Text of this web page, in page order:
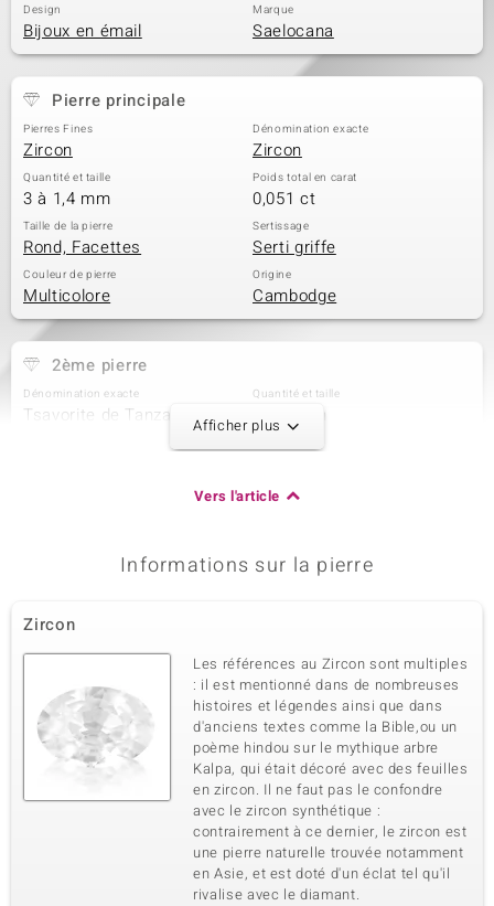
Design
Bijoux en émail
Marque
Saelocana
Pierre principale
Pierres Fines
Zircon
Dénomination exacte
Zircon
Quantité et taille
3 à 1,4 mm
Poids total en carat
0,051 ct
Taille de la pierre
Rond, Facettes
Sertissage
Serti griffe
Couleur de pierre
Multicolore
Origine
Cambodge
2ème pierre
Dénomination exacte
Tsavorite de Tanzanie
Quantité et taille
4 à 1 mm
Origine
Zircon
Poids total en carat Taille de la pierre
Rond
Sertissage
Serti griffe
Origine
Cambodge
Afficher plus
Vers l'article
Informations sur la pierre
Zircon
Les références au Zircon sont multiples
: il est mentionné dans de nombreuses
histoires et légendes ainsi que dans
d'anciens textes comme la Bible,ou un
poème hindou sur le mythique arbre
Kalpa, qui était décoré avec des feuilles
en zircon. Il ne faut pas le confondre
avec le zircon synthétique :
contrairement à ce dernier, le zircon est
une pierre naturelle trouvée notamment
en Asie, et est doté d'un éclat tel qu'il
rivalise avec le diamant.